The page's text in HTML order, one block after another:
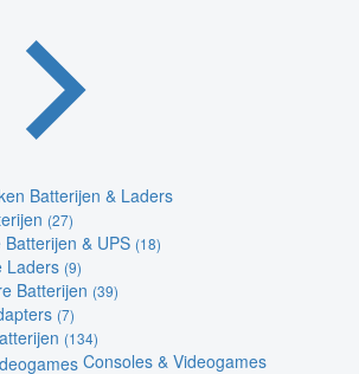
Batterijen & Laders
(27)
& UPS (18)
Laders (9)
Batterijen (39)
(7)
(134)
Consoles & Videogames